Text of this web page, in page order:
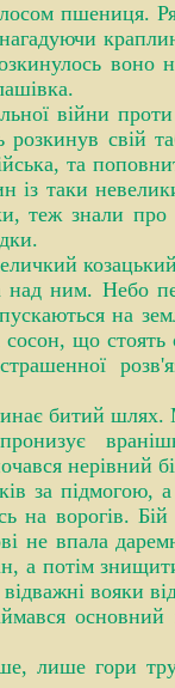
пшениця.
воно
війни
розкинув свій
та
із таки
теж знали про
над ним. Небо
на
сосон, що
битий шлях.
нерівний
за підмогою,
на ворогів.
не впала
а потім
вояки
основний
лише гори